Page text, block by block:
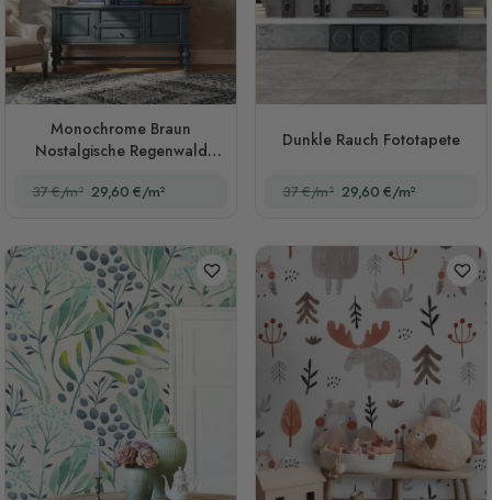
Monochrome Braun
Nostalgische Regenwald
37 €/m² 29,60 €/m²
Dunkle Rauch Fototapete
37 €/m² 29,60 €/m²